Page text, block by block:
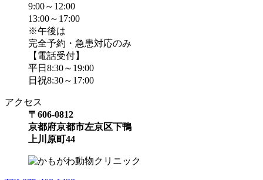
9:00～12:00
13:00～17:00
※午後は
完全予約・急患対応のみ
【電話受付】
平日8:30～19:00
日祝8:30～17:00
アクセス
〒606-0812
京都府京都市左京区下鴨
上川原町44